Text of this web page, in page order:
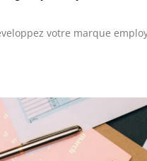
votre marque